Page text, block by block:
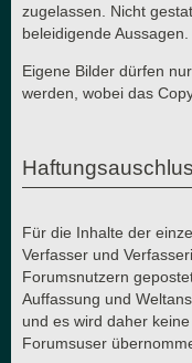
zugelassen. Nicht
beleidigende Aussagen.
Eigene Bilder dürfen
werden, wobei das
Für die Inhalte der
Verfasser und
Forumsnutzern
Auffassung und
und es wird daher
Forumsuser